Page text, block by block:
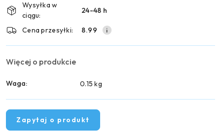
dostawa
Wysyłka w
ciągu:
24-48 h
Cena przesyłki: 8.99
Więcej o produkcie
Waga: 0.15 kg
Zapytaj o produkt